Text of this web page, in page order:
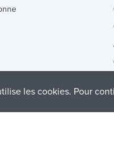
les cookies. Pour